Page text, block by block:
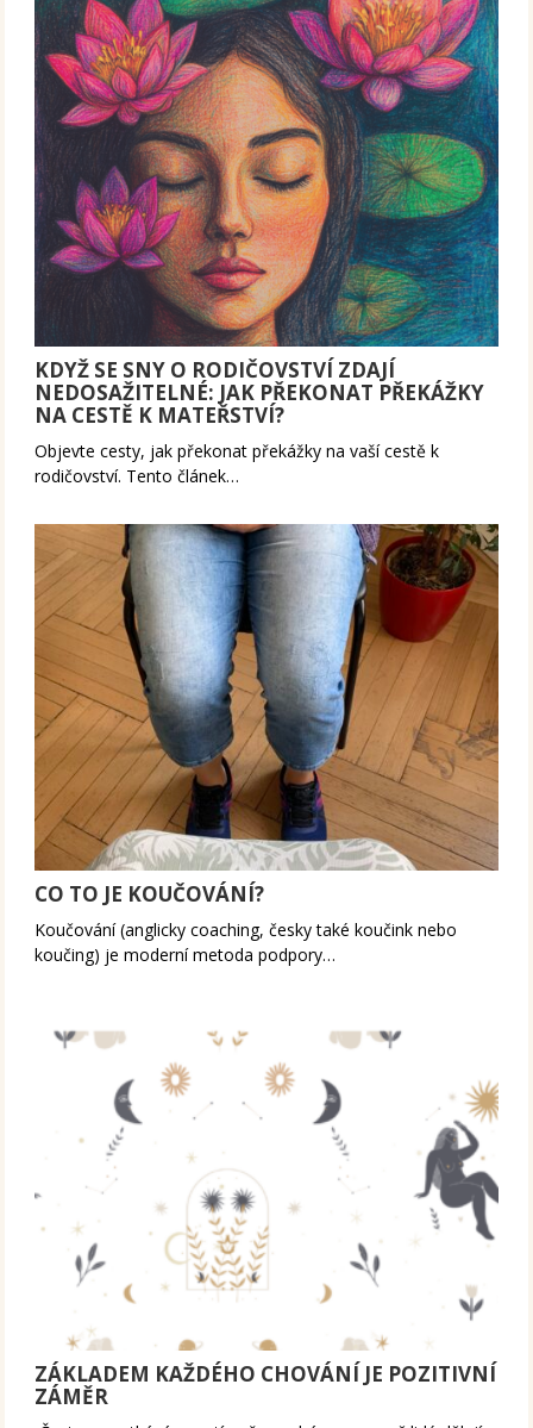
KDYŽ SE SNY O RODIČOVSTVÍ ZDAJÍ
NEDOSAŽITELNÉ: JAK PŘEKONAT PŘEKÁŽKY
NA CESTĚ K MATEŘSTVÍ?
Objevte cesty, jak překonat překážky na vaší cestě k
rodičovství. Tento článek…
CO TO JE KOUČOVÁNÍ?
Koučování (anglicky coaching, česky také koučink nebo
koučing) je moderní metoda podpory…
ZÁKLADEM KAŽDÉHO CHOVÁNÍ JE POZITIVNÍ
ZÁMĚR